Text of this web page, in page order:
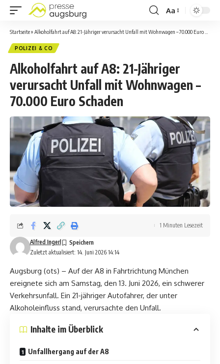
Aa
Startseite» Alkoholfahrt auf A8: 21-Jähriger verursacht Unfall mit Wohnwagen – 70.000 Euro Schaden
POLIZEI & CO
Alkoholfahrt auf A8: 21-Jähriger
verursacht Unfall mit Wohnwagen –
70.000 Euro Schaden
Zuletzt aktualisiert: 14. Juni 2026 14:14
Alfred Ingerl
1 Minuten Lesezeit
Augsburg (ots) – Auf der A8 in Fahrtrichtung München
ereignete sich am Samstag, den 13. Juni 2026, ein schwerer
Verkehrsunfall. Ein 21-jähriger Autofahrer, der unter
Alkoholeinfluss stand, verursachte den Unfall.
Inhalte im Überblick
Unfallhergang auf der A8